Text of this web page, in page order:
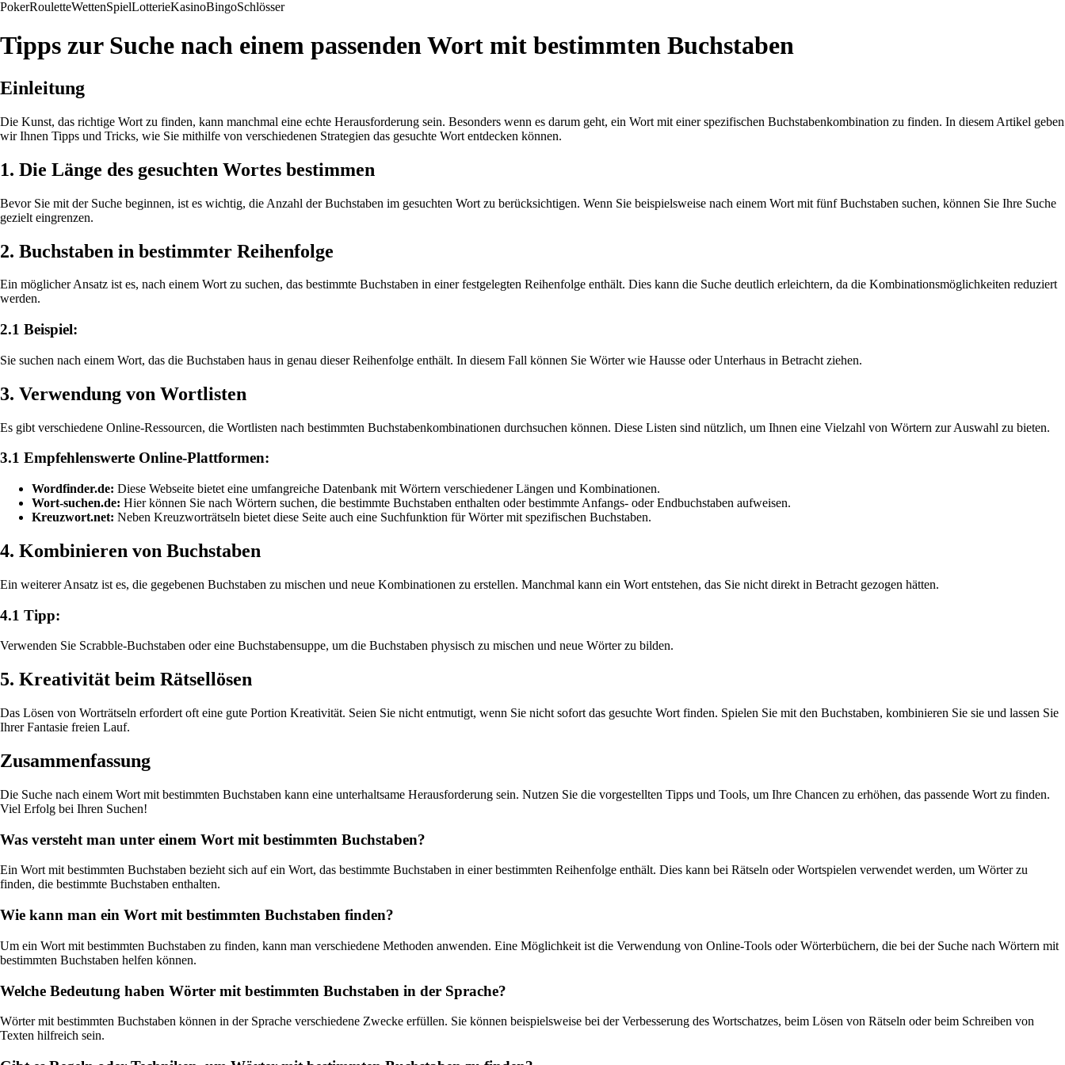
PokerRouletteWettenSpielLotterieKasinoBingoSchlösser
Tipps zur Suche nach einem passenden Wort mit bestimmten Buchstaben
Einleitung
Die Kunst, das richtige Wort zu finden, kann manchmal eine echte Herausforderung sein. Besonders wenn es darum geht, ein Wort mit einer spezifischen Buchstabenkombination zu finden. In diesem Artikel geben
wir Ihnen Tipps und Tricks, wie Sie mithilfe von verschiedenen Strategien das gesuchte Wort entdecken können.
1. Die Länge des gesuchten Wortes bestimmen
Bevor Sie mit der Suche beginnen, ist es wichtig, die Anzahl der Buchstaben im gesuchten Wort zu berücksichtigen. Wenn Sie beispielsweise nach einem Wort mit fünf Buchstaben suchen, können Sie Ihre Suche
gezielt eingrenzen.
2. Buchstaben in bestimmter Reihenfolge
Ein möglicher Ansatz ist es, nach einem Wort zu suchen, das bestimmte Buchstaben in einer festgelegten Reihenfolge enthält. Dies kann die Suche deutlich erleichtern, da die Kombinationsmöglichkeiten reduziert
werden.
2.1 Beispiel:
Sie suchen nach einem Wort, das die Buchstaben haus in genau dieser Reihenfolge enthält. In diesem Fall können Sie Wörter wie Hausse oder Unterhaus in Betracht ziehen.
3. Verwendung von Wortlisten
Es gibt verschiedene Online-Ressourcen, die Wortlisten nach bestimmten Buchstabenkombinationen durchsuchen können. Diese Listen sind nützlich, um Ihnen eine Vielzahl von Wörtern zur Auswahl zu bieten.
3.1 Empfehlenswerte Online-Plattformen:
Wordfinder.de: Diese Webseite bietet eine umfangreiche Datenbank mit Wörtern verschiedener Längen und Kombinationen.
Wort-suchen.de: Hier können Sie nach Wörtern suchen, die bestimmte Buchstaben enthalten oder bestimmte Anfangs- oder Endbuchstaben aufweisen.
Kreuzwort.net: Neben Kreuzworträtseln bietet diese Seite auch eine Suchfunktion für Wörter mit spezifischen Buchstaben.
4. Kombinieren von Buchstaben
Ein weiterer Ansatz ist es, die gegebenen Buchstaben zu mischen und neue Kombinationen zu erstellen. Manchmal kann ein Wort entstehen, das Sie nicht direkt in Betracht gezogen hätten.
4.1 Tipp:
Verwenden Sie Scrabble-Buchstaben oder eine Buchstabensuppe, um die Buchstaben physisch zu mischen und neue Wörter zu bilden.
5. Kreativität beim Rätsellösen
Das Lösen von Worträtseln erfordert oft eine gute Portion Kreativität. Seien Sie nicht entmutigt, wenn Sie nicht sofort das gesuchte Wort finden. Spielen Sie mit den Buchstaben, kombinieren Sie sie und lassen Sie
Ihrer Fantasie freien Lauf.
Zusammenfassung
Die Suche nach einem Wort mit bestimmten Buchstaben kann eine unterhaltsame Herausforderung sein. Nutzen Sie die vorgestellten Tipps und Tools, um Ihre Chancen zu erhöhen, das passende Wort zu finden.
Viel Erfolg bei Ihren Suchen!
Was versteht man unter einem Wort mit bestimmten Buchstaben?
Ein Wort mit bestimmten Buchstaben bezieht sich auf ein Wort, das bestimmte Buchstaben in einer bestimmten Reihenfolge enthält. Dies kann bei Rätseln oder Wortspielen verwendet werden, um Wörter zu
finden, die bestimmte Buchstaben enthalten.
Wie kann man ein Wort mit bestimmten Buchstaben finden?
Um ein Wort mit bestimmten Buchstaben zu finden, kann man verschiedene Methoden anwenden. Eine Möglichkeit ist die Verwendung von Online-Tools oder Wörterbüchern, die bei der Suche nach Wörtern mit
bestimmten Buchstaben helfen können.
Welche Bedeutung haben Wörter mit bestimmten Buchstaben in der Sprache?
Wörter mit bestimmten Buchstaben können in der Sprache verschiedene Zwecke erfüllen. Sie können beispielsweise bei der Verbesserung des Wortschatzes, beim Lösen von Rätseln oder beim Schreiben von
Texten hilfreich sein.